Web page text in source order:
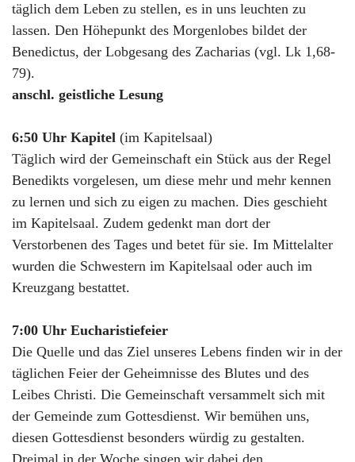
täglich dem Leben zu stellen, es in uns leuchten zu
lassen. Den Höhepunkt des Morgenlobes bildet der
Benedictus, der Lobgesang des Zacharias (vgl. Lk 1,68-
79).
anschl. geistliche Lesung
6:50 Uhr Kapitel (im Kapitelsaal)
Täglich wird der Gemeinschaft ein Stück aus der Regel
Benedikts vorgelesen, um diese mehr und mehr kennen
zu lernen und sich zu eigen zu machen. Dies geschieht
im Kapitelsaal. Zudem gedenkt man dort der
Verstorbenen des Tages und betet für sie. Im Mittelalter
wurden die Schwestern im Kapitelsaal oder auch im
Kreuzgang bestattet.
7:00 Uhr Eucharistiefeier
Die Quelle und das Ziel unseres Lebens finden wir in der
täglichen Feier der Geheimnisse des Blutes und des
Leibes Christi. Die Gemeinschaft versammelt sich mit
der Gemeinde zum Gottesdienst. Wir bemühen uns,
diesen Gottesdienst besonders würdig zu gestalten.
Dreimal in der Woche singen wir dabei den